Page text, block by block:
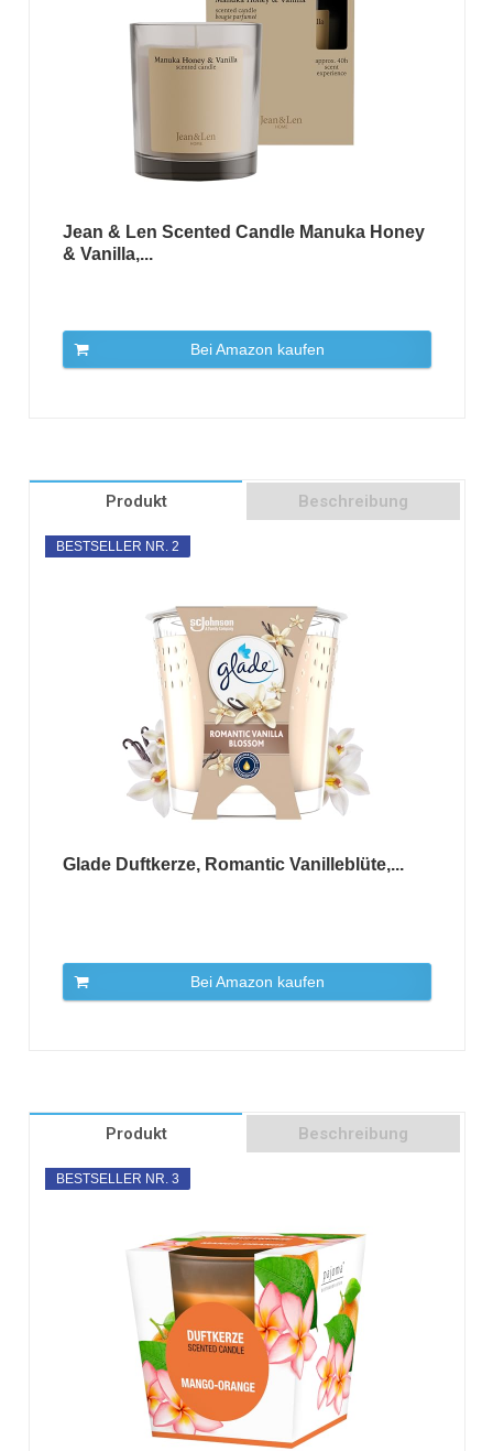
Jean & Len Scented Candle Manuka Honey
& Vanilla,...
Bei Amazon kaufen
Produkt Beschreibung
BESTSELLER NR. 2
Glade Duftkerze, Romantic Vanilleblüte,...
Bei Amazon kaufen
Produkt Beschreibung
BESTSELLER NR. 3